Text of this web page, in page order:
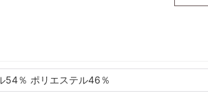
54％ ポリエステル46％